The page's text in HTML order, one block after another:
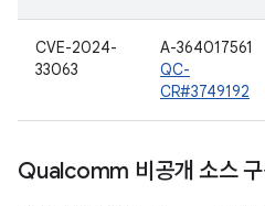
CVE-2024-
33063
A-364017561
QC-
CR#3749192
Qualcomm 비공개 소스